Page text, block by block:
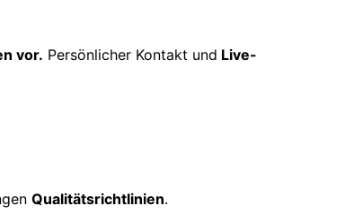
vor. Persönlicher Kontakt und Live-
Qualitätsrichtlinien.